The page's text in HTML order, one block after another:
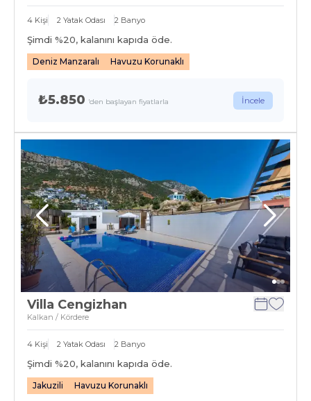
4 Kişi 2 Yatak Odası 2 Banyo
Şimdi %20, kalanını kapıda öde.
Deniz Manzaralı Havuzu Korunaklı
₺5.850 'den başlayan fiyatlarla İncele
Villa Cengizhan
Kalkan / Kördere
4 Kişi 2 Yatak Odası 2 Banyo
Şimdi %20, kalanını kapıda öde.
Jakuzili Havuzu Korunaklı